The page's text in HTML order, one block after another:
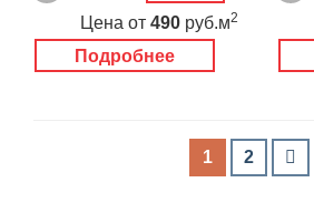
Подробнее
Цена от 490 руб.м2
1 2